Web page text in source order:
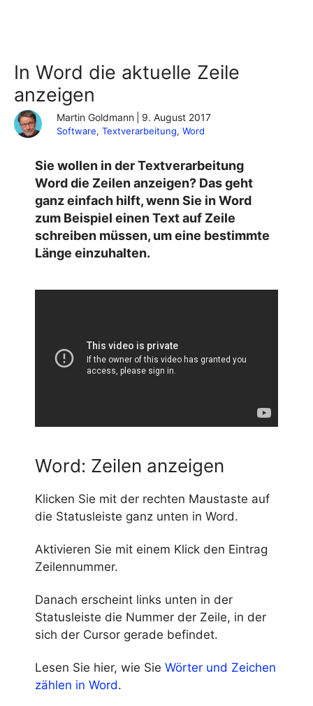
In Word die aktuelle Zeile
anzeigen
Martin Goldmann 9. August 2017
Software, Textverarbeitung, Word
Sie wollen in der Textverarbeitung
Word die Zeilen anzeigen? Das geht
ganz einfach hilft, wenn Sie in Word
zum Beispiel einen Text auf Zeile
schreiben müssen, um eine bestimmte
Länge einzuhalten.
Word: Zeilen anzeigen
Klicken Sie mit der rechten Maustaste auf
die Statusleiste ganz unten in Word.
Aktivieren Sie mit einem Klick den Eintrag
Zeilennummer.
Danach erscheint links unten in der
Statusleiste die Nummer der Zeile, in der
sich der Cursor gerade befindet.
Lesen Sie hier, wie Sie Wörter und Zeichen
zählen in Word.